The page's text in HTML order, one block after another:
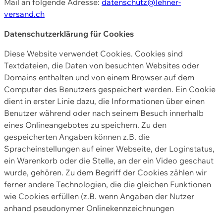
versand.ch
Datenschutzerklärung für Cookies
Diese Website verwendet Cookies. Cookies sind
Textdateien, die Daten von besuchten Websites oder
Domains enthalten und von einem Browser auf dem
Computer des Benutzers gespeichert werden. Ein Cookie
dient in erster Linie dazu, die Informationen über einen
Benutzer während oder nach seinem Besuch innerhalb
eines Onlineangebotes zu speichern. Zu den
gespeicherten Angaben können z.B. die
Spracheinstellungen auf einer Webseite, der Loginstatus,
ein Warenkorb oder die Stelle, an der ein Video geschaut
wurde, gehören. Zu dem Begriff der Cookies zählen wir
ferner andere Technologien, die die gleichen Funktionen
wie Cookies erfüllen (z.B. wenn Angaben der Nutzer
anhand pseudonymer Onlinekennzeichnungen